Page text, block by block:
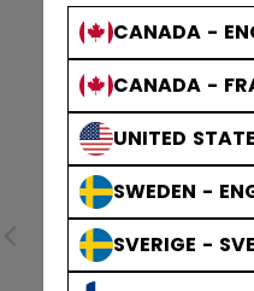
CANADA -
CANADA -
UNITED
SWEDEN -
SVERIGE -